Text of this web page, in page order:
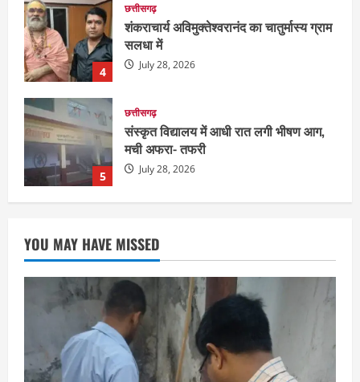
5
छत्तीसगढ़
संस्कृत विद्यालय में आधी रात लगी भीषण आग,
मची अफरा- तफरी
July 28, 2026
1
दुनिया राज्य
ग्रेटर नोएडा में दूषित पानी पीने से 100 से ज्यादा
लोग बीमार
August 6, 2026
2
रायपुर में “लक्ष्य” द्वारा भव्य प्रतिभा सम्मान एवं
करियर मार्गदर्शन कार्यक्रम संपन्न
छत्तीसगढ़ राज्य लाइफ स्टाइल
भोरमदेव कॉरिडोर को मिलेगी रफ्तार, लालपुर–
सरोधा मार्ग के चौड़ीकरण का इंतजार
August 5, 2026
YOU MAY HAVE MISSED